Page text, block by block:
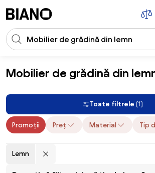
Introducerea căutării
Mobilier de grădină din
Mobilier Mobilier de grădină Mobilier de
Toate filtrele (1)
Promoții Preț Material Tip
Lemn